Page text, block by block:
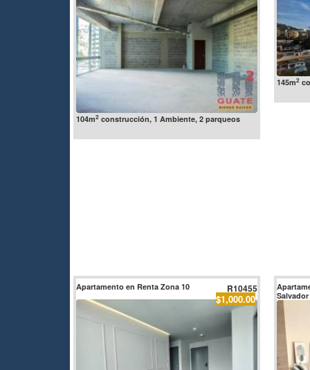
104m2construcción, 1 Ambiente, 2 parqueos
145m2
Apartamento en Renta Zona 10 R10455
$1,000.00
Salvador